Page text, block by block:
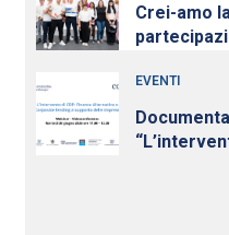
Crei-amo
dei
EVENTI